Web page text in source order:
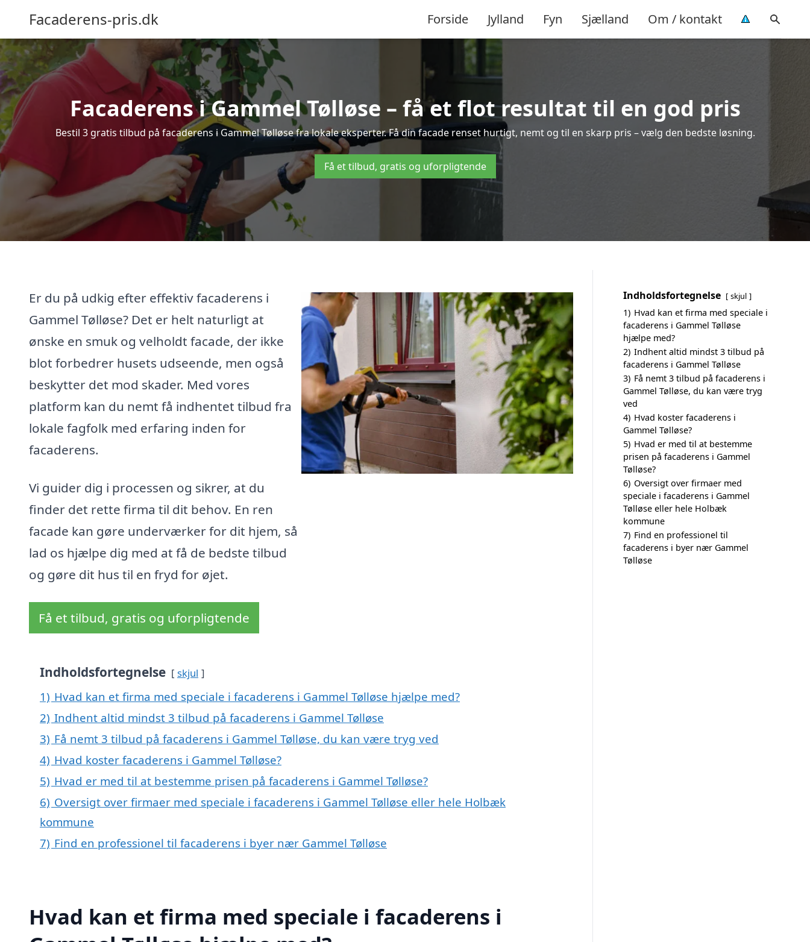
Facaderens-pris.dk Forside Jylland Fyn Sjælland Om / kontakt
Facaderens i Gammel Tølløse – få et flot resultat til en god pris
Bestil 3 gratis tilbud på facaderens i Gammel Tølløse fra lokale eksperter. Få din facade renset hurtigt, nemt og til en skarp pris – vælg den bedste løsning.
Få et tilbud, gratis og uforpligtende
Er du på udkig efter effektiv facaderens i
Gammel Tølløse? Det er helt naturligt at
ønske en smuk og velholdt facade, der ikke
blot forbedrer husets udseende, men også
beskytter det mod skader. Med vores
platform kan du nemt få indhentet tilbud fra
lokale fagfolk med erfaring inden for
facaderens.
Vi guider dig i processen og sikrer, at du
finder det rette firma til dit behov. En ren
facade kan gøre underværker for dit hjem, så
lad os hjælpe dig med at få de bedste tilbud
og gøre dit hus til en fryd for øjet.
Få et tilbud, gratis og uforpligtende
Indholdsfortegnelse skjul
1) Hvad kan et firma med speciale i facaderens i Gammel Tølløse hjælpe med?
2) Indhent altid mindst 3 tilbud på facaderens i Gammel Tølløse
3) Få nemt 3 tilbud på facaderens i Gammel Tølløse, du kan være tryg ved
4) Hvad koster facaderens i Gammel Tølløse?
5) Hvad er med til at bestemme prisen på facaderens i Gammel Tølløse?
6) Oversigt over firmaer med speciale i facaderens i Gammel Tølløse eller hele Holbæk
kommune
7) Find en professionel til facaderens i byer nær Gammel Tølløse
Hvad kan et firma med speciale i facaderens i
Indholdsfortegnelse skjul
1) Hvad kan et firma med speciale i
facaderens i Gammel Tølløse
hjælpe med?
2) Indhent altid mindst 3 tilbud på
facaderens i Gammel Tølløse
3) Få nemt 3 tilbud på facaderens i
Gammel Tølløse, du kan være tryg
ved
4) Hvad koster facaderens i
Gammel Tølløse?
5) Hvad er med til at bestemme
prisen på facaderens i Gammel
Tølløse?
6) Oversigt over firmaer med
speciale i facaderens i Gammel
Tølløse eller hele Holbæk
kommune
7) Find en professionel til
facaderens i byer nær Gammel
Tølløse